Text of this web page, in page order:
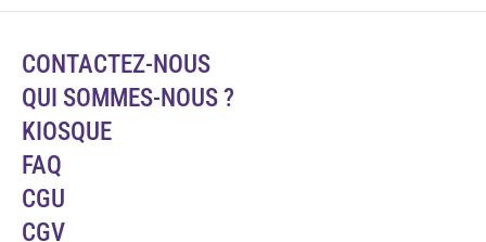
CONTACTEZ-NOUS
QUI SOMMES-NOUS ?
KIOSQUE
FAQ
CGU
CGV